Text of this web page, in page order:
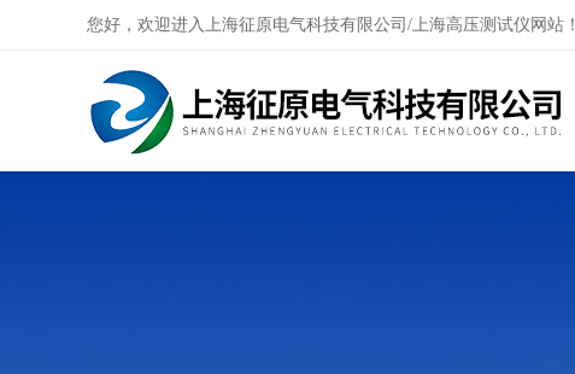
您好，欢迎进入上海征原电气科技有限公司/上海高压测试仪网站！